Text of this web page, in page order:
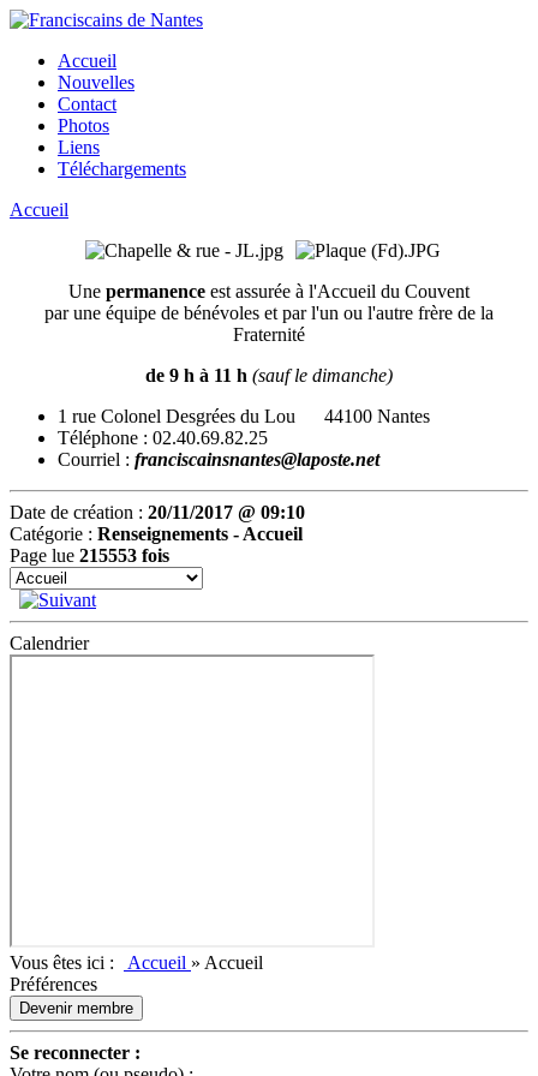
Accueil
Nouvelles
Contact
Photos
Liens
Téléchargements
Accueil
Une permanence est assurée à l'Accueil du Couvent
par une équipe de bénévoles et par l'un ou l'autre frère de la
Fraternité
de 9 h à 11 h (sauf le dimanche)
1 rue Colonel Desgrées du Lou 44100 Nantes
Téléphone : 02.40.69.82.25
Courriel : franciscainsnantes@laposte.net
Date de création : 20/11/2017 @ 09:10
Catégorie : Renseignements - Accueil
Page lue 215553 fois
Calendrier
Vous êtes ici : Accueil » Accueil
Préférences
Devenir membre
Se reconnecter :